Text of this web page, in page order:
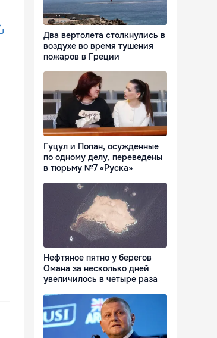
Два вертолета столкнулись в
воздухе во время тушения
пожаров в Греции
Гуцул и Попан, осужденные
по одному делу, переведены
в тюрьму №7 «Руска»
Нефтяное пятно у берегов
Омана за несколько дней
увеличилось в четыре раза